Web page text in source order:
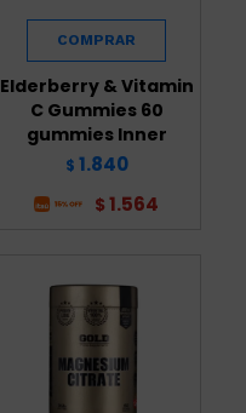
Elderberry & Vitamin
C Gummies 60
gummies Inner
$ 1.840
$ 1.564